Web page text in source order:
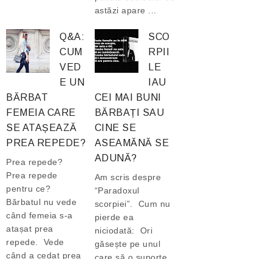
astăzi apare ...
Q&A:
CUM
VED
E UN
BĂRBAT
FEMEIA CARE
SE ATAȘEAZĂ
PREA REPEDE?
Prea repede?
Prea repede
pentru ce?
Bărbatul nu vede
când femeia s-a
atașat prea
repede. Vede
când a cedat prea
SCO
RPII
LE
IAU
CEI MAI BUNI
BĂRBAȚI SAU
CINE SE
ASEAMĂNĂ SE
ADUNĂ?
Am scris despre
“Paradoxul
scorpiei”. Cum nu
pierde ea
niciodată: Ori
găsește pe unul